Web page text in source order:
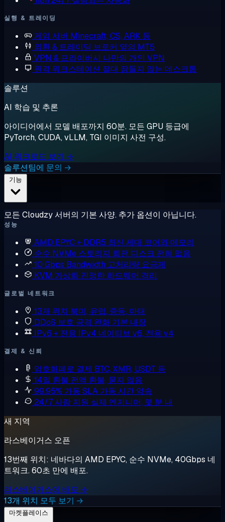
실행 & 트레이딩
게임 서버 Minecraft, CS, ARK 등
외환 & 트레이딩 브로커 옆의 MT5
VPN & 프라이버시 나만의 개인 VPN
원격 워크스테이션 절대 잠들지 않는 데스크톱
솔루션
AI 학습 및 추론
아이디어에서 모델 배포까지 60분. 모든 GPU 등급에
PyTorch, CUDA, vLLM, TGI 이미지 사전 구성.
AI 워크로드 보기 →
솔루션팀에 문의 →
모든 Cloudzy 서버의 기본 사양. 추가 옵션이 아닙니다.
성능
AMD EPYC + DDR5 최신 세대 코어와 메모리
순수 NVMe 스토리지 회전 디스크 전혀 없음
10 Gbps Bandwidth 고처리량 요금제
KVM 가상화 진정한 하드웨어 격리
글로벌 네트워크
13개 위치 북미, 유럽, 중동, 아태
DDoS 보호 공격 완화 기본 내장
IPv6 + 전용 IPv4 네이티브 v6, 전용 v4
결제 & 신뢰
암호화폐로 결제 BTC, XMR, USDT 등
14일 환불 전액 환불, 묻지 않음
99.95% 가동 SLA 가동 시간 약속
24/7 사람 지원 실제 엔지니어, 몇 분 내
새 지역
라스베이거스 오픈
13번째 위치: 네바다의 AMD EPYC, 순수 NVMe, 40Gbps 네
트워크. 60초 만에 배포.
라스베이거스에 배포 →
13개 위치 모두 보기 →